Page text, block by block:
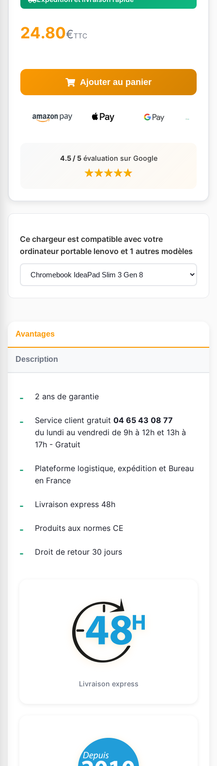
24.80€TTC
Ajouter au panier
4.5 / 5évaluation sur Google
Ce chargeur est compatible avec votre
ordinateur portable lenovo et 1 autres modèles
Avantages
Description
2 ans de garantie
Service client gratuit 04 65 43 08 77
du lundi au vendredi de 9h à 12h et 13h à
17h - Gratuit
Plateforme logistique, expédition et Bureau
en France
Livraison express 48h
Produits aux normes CE
Droit de retour 30 jours
Livraison express